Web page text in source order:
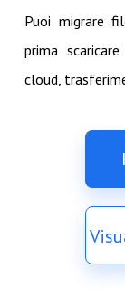
Puoi migrare
prima
cloud,